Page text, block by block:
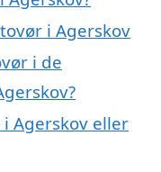
i Agerskov
i de
Agerskov eller